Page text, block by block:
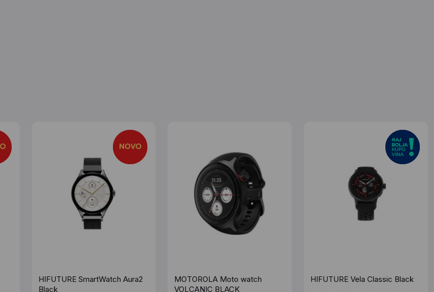
HIFUTURE SmartWatch Aura2
Black
MOTOROLA Moto watch
VOLCANIC BLACK
HIFUTURE Vela Classic Black